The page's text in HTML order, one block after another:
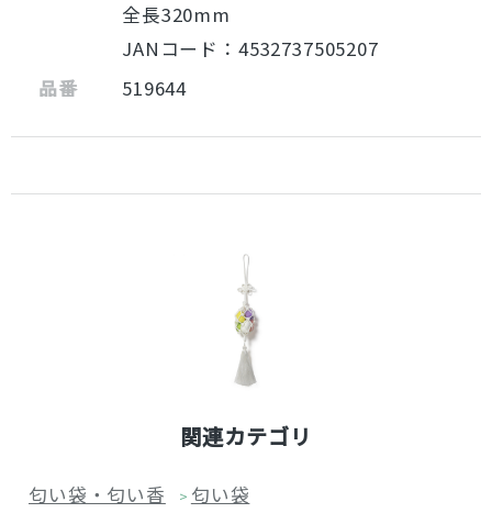
全長320mm
JANコード：4532737505207
品番
519644
関連カテゴリ
匂い袋・匂い香 > 匂い袋